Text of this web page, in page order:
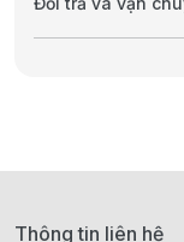
Thông tin liên hệ